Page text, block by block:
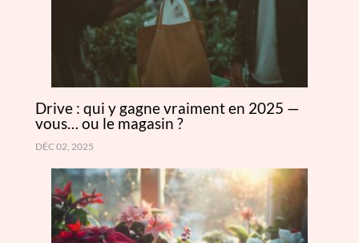
Drive : qui y gagne vraiment en 2025 —
vous… ou le magasin ?
DÉC 02, 2025